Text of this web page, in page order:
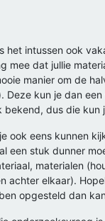
het intussen ook
mee dat jullie
manier om de
kun je dan
dus die kun
ook eens kunnen
een stuk dunner
materialen
achter elkaar).
opgesteld dan